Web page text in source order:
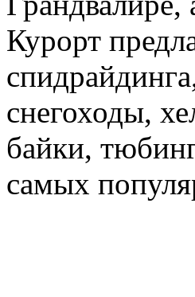
Курорт
снегоходы,
байки,
самых